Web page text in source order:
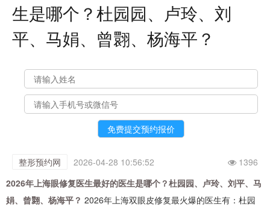
生是哪个？杜园园、卢玲、刘
平、马娟、曾翾、杨海平？
整形预约网 2026-04-28 10:56:52
1396
2026年上海眼修复医生最好的医生是哪个？杜园园、卢玲、刘平、马
娟、曾翾、杨海平？ 2026年上海双眼皮修复最火爆的医生有：杜园